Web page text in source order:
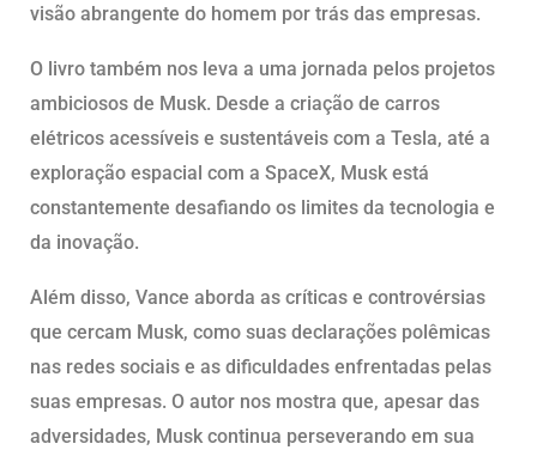
visão abrangente do homem por trás das empresas.
O livro também nos leva a uma jornada pelos projetos
ambiciosos de Musk. Desde a criação de carros
elétricos acessíveis e sustentáveis com a Tesla, até a
exploração espacial com a SpaceX, Musk está
constantemente desafiando os limites da tecnologia e
da inovação.
Além disso, Vance aborda as críticas e controvérsias
que cercam Musk, como suas declarações polêmicas
nas redes sociais e as dificuldades enfrentadas pelas
suas empresas. O autor nos mostra que, apesar das
adversidades, Musk continua perseverando em sua